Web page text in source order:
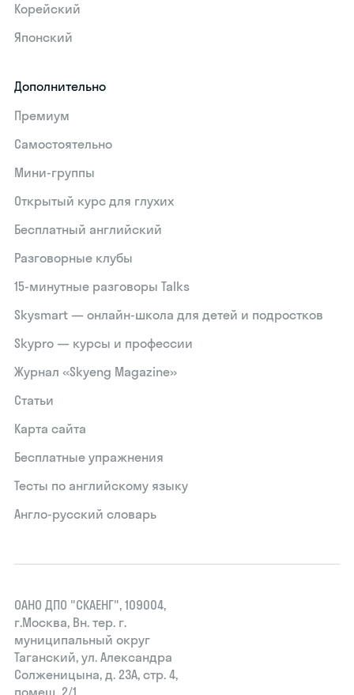
Корейский
Японский
Дополнительно
Премиум
Самостоятельно
Мини-группы
Открытый курс для глухих
Бесплатный английский
Разговорные клубы
15‑минутные разговоры Talks
Skysmart — онлайн-школа для детей и подростков
Skypro — курсы и профессии
Журнал «Skyeng Magazine»
Статьи
Карта сайта
Бесплатные упражнения
Тесты по английскому языку
Англо-русский словарь
ОАНО ДПО "СКАЕНГ", 109004,
г.Москва, Вн. тер. г.
муниципальный округ
Таганский, ул. Александра
Солженицына, д. 23А, стр. 4,
помещ. 2/1